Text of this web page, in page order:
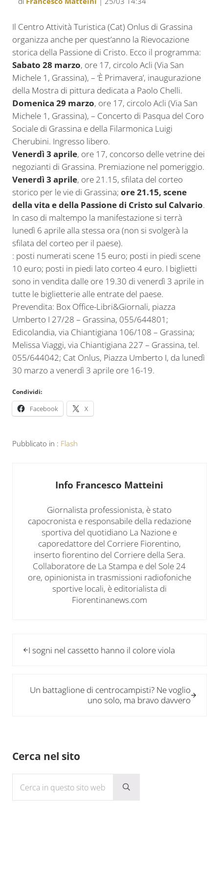
Il Centro Attività Turistica (Cat) Onlus di Grassina
organizza anche per quest’anno la Rievocazione
storica della Passione di Cristo. Ecco il programma:
Sabato 28 marzo, ore 17, circolo Acli (Via San
Michele 1, Grassina), – ‘È Primavera’, inaugurazione
della Mostra di pittura dedicata a Paolo Chelli.
Domenica 29 marzo, ore 17, circolo Acli (Via San
Michele 1, Grassina), – Concerto di Pasqua del Coro
Sociale di Grassina e della Filarmonica Luigi
Cherubini. Ingresso libero.
Venerdì 3 aprile, ore 17, concorso delle vetrine dei
negozianti di Grassina. Premiazione nel pomeriggio.
Venerdì 3 aprile, ore 21.15, sfilata del corteo
storico per le vie di Grassina; ore 21.15, scene
della vita e della Passione di Cristo sul Calvario.
In caso di maltempo la manifestazione si terrà
lunedì 6 aprile alla stessa ora (non si svolgerà la
sfilata del corteo per il paese).
: posti numerati scene 15 euro; posti in piedi scene
10 euro; posti in piedi lato corteo 4 euro. I biglietti
sono in vendita dalle ore 19.30 di venerdì 3 aprile in
tutte le biglietterie alle entrate del paese.
Prevendita: Box Office-Libri&Giornali, piazza
Umberto I 27/28 – Grassina, 055/644801;
Edicolandia, via Chiantigiana 106/108 – Grassina;
Melissa Viaggi, via Chiantigiana 227 – Grassina, tel.
055/644042; Cat Onlus, Piazza Umberto I, da lunedì
30 marzo a venerdì 3 aprile ore 16-19.
Condividi:
Facebook X
Pubblicato in : Flash
Info Francesco Matteini
Giornalista professionista, è stato
capocronista e responsabile della redazione
sportiva del quotidiano La Nazione e
caporedattore del Corriere Fiorentino,
inserto fiorentino del Corriere della Sera.
Collaboratore de La Stampa e del Sole 24
ore, opinionista in trasmissioni radiofoniche
sportive locali, è editorialista di
Fiorentinanews.com
I sogni nel cassetto hanno il colore viola
Un battaglione di centrocampisti? Ne voglio
uno solo, ma bravo davvero
Sidebar
Cerca nel sito
Submit search